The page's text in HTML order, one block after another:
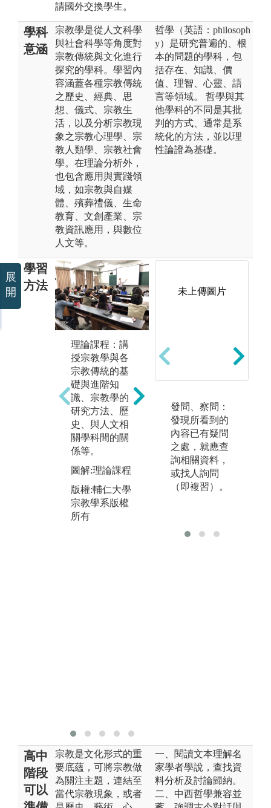
請國外交換學生。
學科
意涵
宗教學是從人文科學
與社會科學等角度對
宗教傳統與文化進行
探究的學科。學習內
容涵蓋各種宗教傳統
之歷史、經典、思
想、儀式、宗教生
活，以及分析宗教現
象之宗教心理學、宗
教人類學、宗教社會
學。在理論分析外，
也包含應用與實踐領
域，如宗教與自媒
體、殯葬禮儀、生命
教育、文創產業、宗
教資訊應用，與數位
人文等。
哲學（英語：philosoph
y）是研究普遍的、根
本的問題的學科，包
括存在、知識、價
值、理智、心靈、語
言等領域。 哲學與其
他學科的不同是其批
判的方式、通常是系
統化的方法，並以理
性論證為基礎。
學習
方法
理論課程：講
授宗教學與各
宗教傳統的基
礎與進階知
識、宗教學的
研究方法、歷
史、與人文相
關學科間的關
係等。
圖解:理論課程
版權:輔仁大學
宗教學系版權
所有
進行宗教田野
調查，觀察、
並進行分析。
圖解:學生進行
田野調查照片
版權:輔仁大學
宗教學系版權
所有
未上傳圖片
發問、察問：
發現所看到的
內容已有疑問
之處，就應查
詢相關資料，
或找人詢問
（即複習）。
高中
階段
可以
宗教是文化形式的重
要底蘊，可將宗教做
為關注主題，連結至
當代宗教現象，或者
一、閱讀文本理解名
家學者學說，查找資
料分析及討論歸納。
二、中西哲學兼容並
展
開